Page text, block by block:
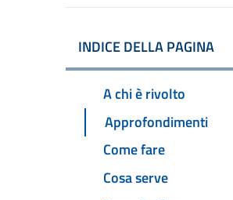
INDICE DELLA PAGINA
A chi è rivolto
Approfondimenti
Come fare
Cosa serve